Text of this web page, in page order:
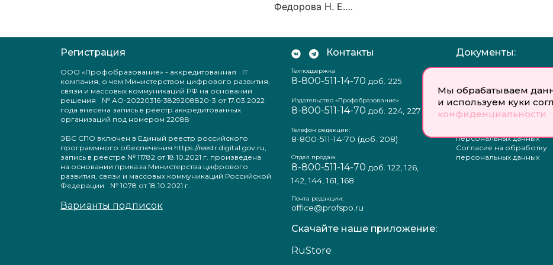
Мы обрабатываем
и используем куки
конфиденциальности
Федорова Н. Е.…
Регистрация
ООО «Профобразование» - аккредитованная IT
компания, о чем Министерством цифрового развития,
связи и массовых коммуникаций РФ на основании
решения № АО-20220316-3829208820-3 от 17.03.2022
года внесена запись в реестр аккредитованных
организаций под номером 22088
ЭБС СПО включен в Единый реестр российского
программного обеспечения https://reestr.digital.gov.ru,
запись в реестре № 11782 от 18.10.2021 г. произведена
на основании приказа Министерства цифрового
развития, связи и массовых коммуникаций Российской
Федерации № 1078 от 18.10.2021 г.
Варианты подписок
Контакты
Техподдержка
8-800-511-14-70 доб. 225
Издательство «Профобразование»
8-800-511-14-70 доб. 224, 227
Телефон редакции:
8-800-511-14-70 (доб. 208)
Отдел продаж
8-800-511-14-70 доб. 122, 126,
142, 144, 161, 168
Почта редакции:
office@profspo.ru
Скачайте наше приложение:
RuStore
Документы:
Пользовательское
соглашение
Политика
конфиденциальности
персональных данных
Согласие на обработку
персональных данных